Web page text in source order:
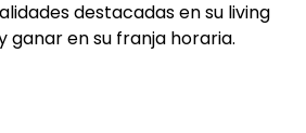
destacadas en su living
ganar en su franja horaria.